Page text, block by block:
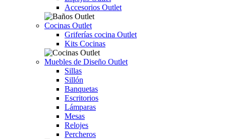
Accesorios Outlet
Cocinas Outlet
Griferías cocina Outlet
Kits Cocinas
Muebles de Diseño Outlet
Sillas
Sillón
Banquetas
Escritorios
Lámparas
Mesas
Relojes
Percheros